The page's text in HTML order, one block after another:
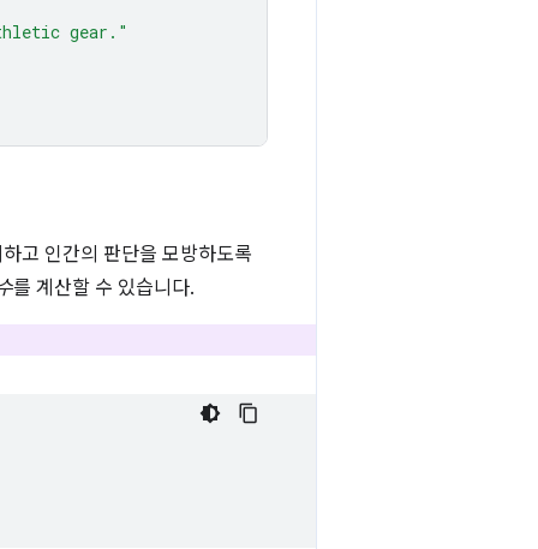
gear."
고 인간의 판단을 모방하도록
를 계산할 수 있습니다.